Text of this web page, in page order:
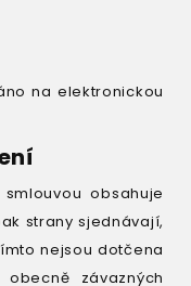
na elektronickou
obsahuje
strany sjednávají,
nejsou dotčena
závazných